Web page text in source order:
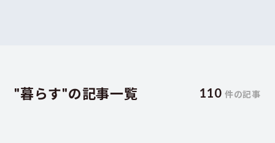
"暮らす"の記事一覧 110 件の記事